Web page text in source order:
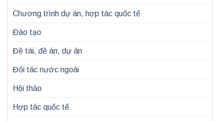
Chương trình dự án, hợp tác quốc tế
Đào tạo
Đề tài, đề án, dự án
Đối tác nước ngoài
Hội thảo
Hợp tác quốc tế